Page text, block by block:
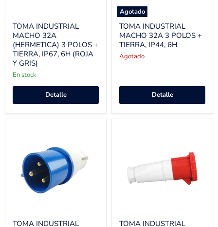
TOMA INDUSTRIAL
MACHO 32A
(HERMETICA) 3 POLOS +
TIERRA, IP67, 6H (ROJA
Y GRIS)
En stock
Detalle
Agotado
TOMA INDUSTRIAL
MACHO 32A 3 POLOS +
TIERRA, IP44, 6H
Agotado
Detalle
TOMA INDUSTRIAL
TOMA INDUSTRIAL